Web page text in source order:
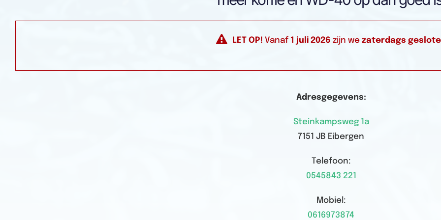
LET OP! Vanaf 1 juli 2026 zijn wezaterdags
Adresgegevens:
Steinkampsweg 1a
7151 JB Eibergen
Telefoon:
0545843 221
Mobiel:
0616973874